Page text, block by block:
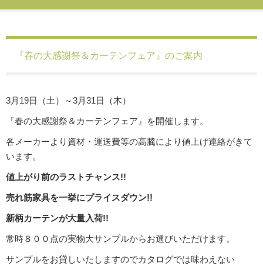
『春の大感謝祭＆カーテンフェア』のご案内
3月19日（土）～3月31日（木）
『春の大感謝祭＆カーテンフェア』を開催します。
各メーカーより資材・運送費等の高騰により値上げ連絡がきて
います。
値上がり前のラストチャンス!!
売れ筋家具を一挙にプライスダウン!!
新柄カーテンが大量入荷!!
常時８００点の実物大サンプルからお選びいただけます。
サンプルをお貸しいたしますのでカタログでは味わえない